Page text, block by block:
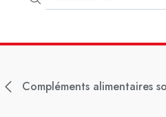
Compléments alimentaires